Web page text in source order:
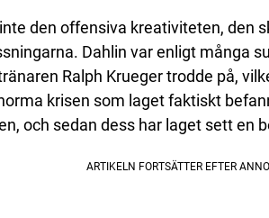
den offensiva kreativiteten, den
Dahlin var enligt många
Ralph Krueger trodde på,
krisen som laget faktiskt
och sedan dess har laget sett en